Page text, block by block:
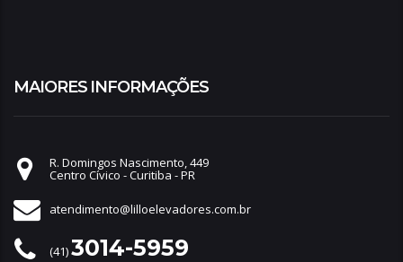
MAIORES INFORMAÇÕES
R. Domingos Nascimento, 449
Centro Cívico - Curitiba - PR
atendimento@lilloelevadores.com.br
(41)3014-5959